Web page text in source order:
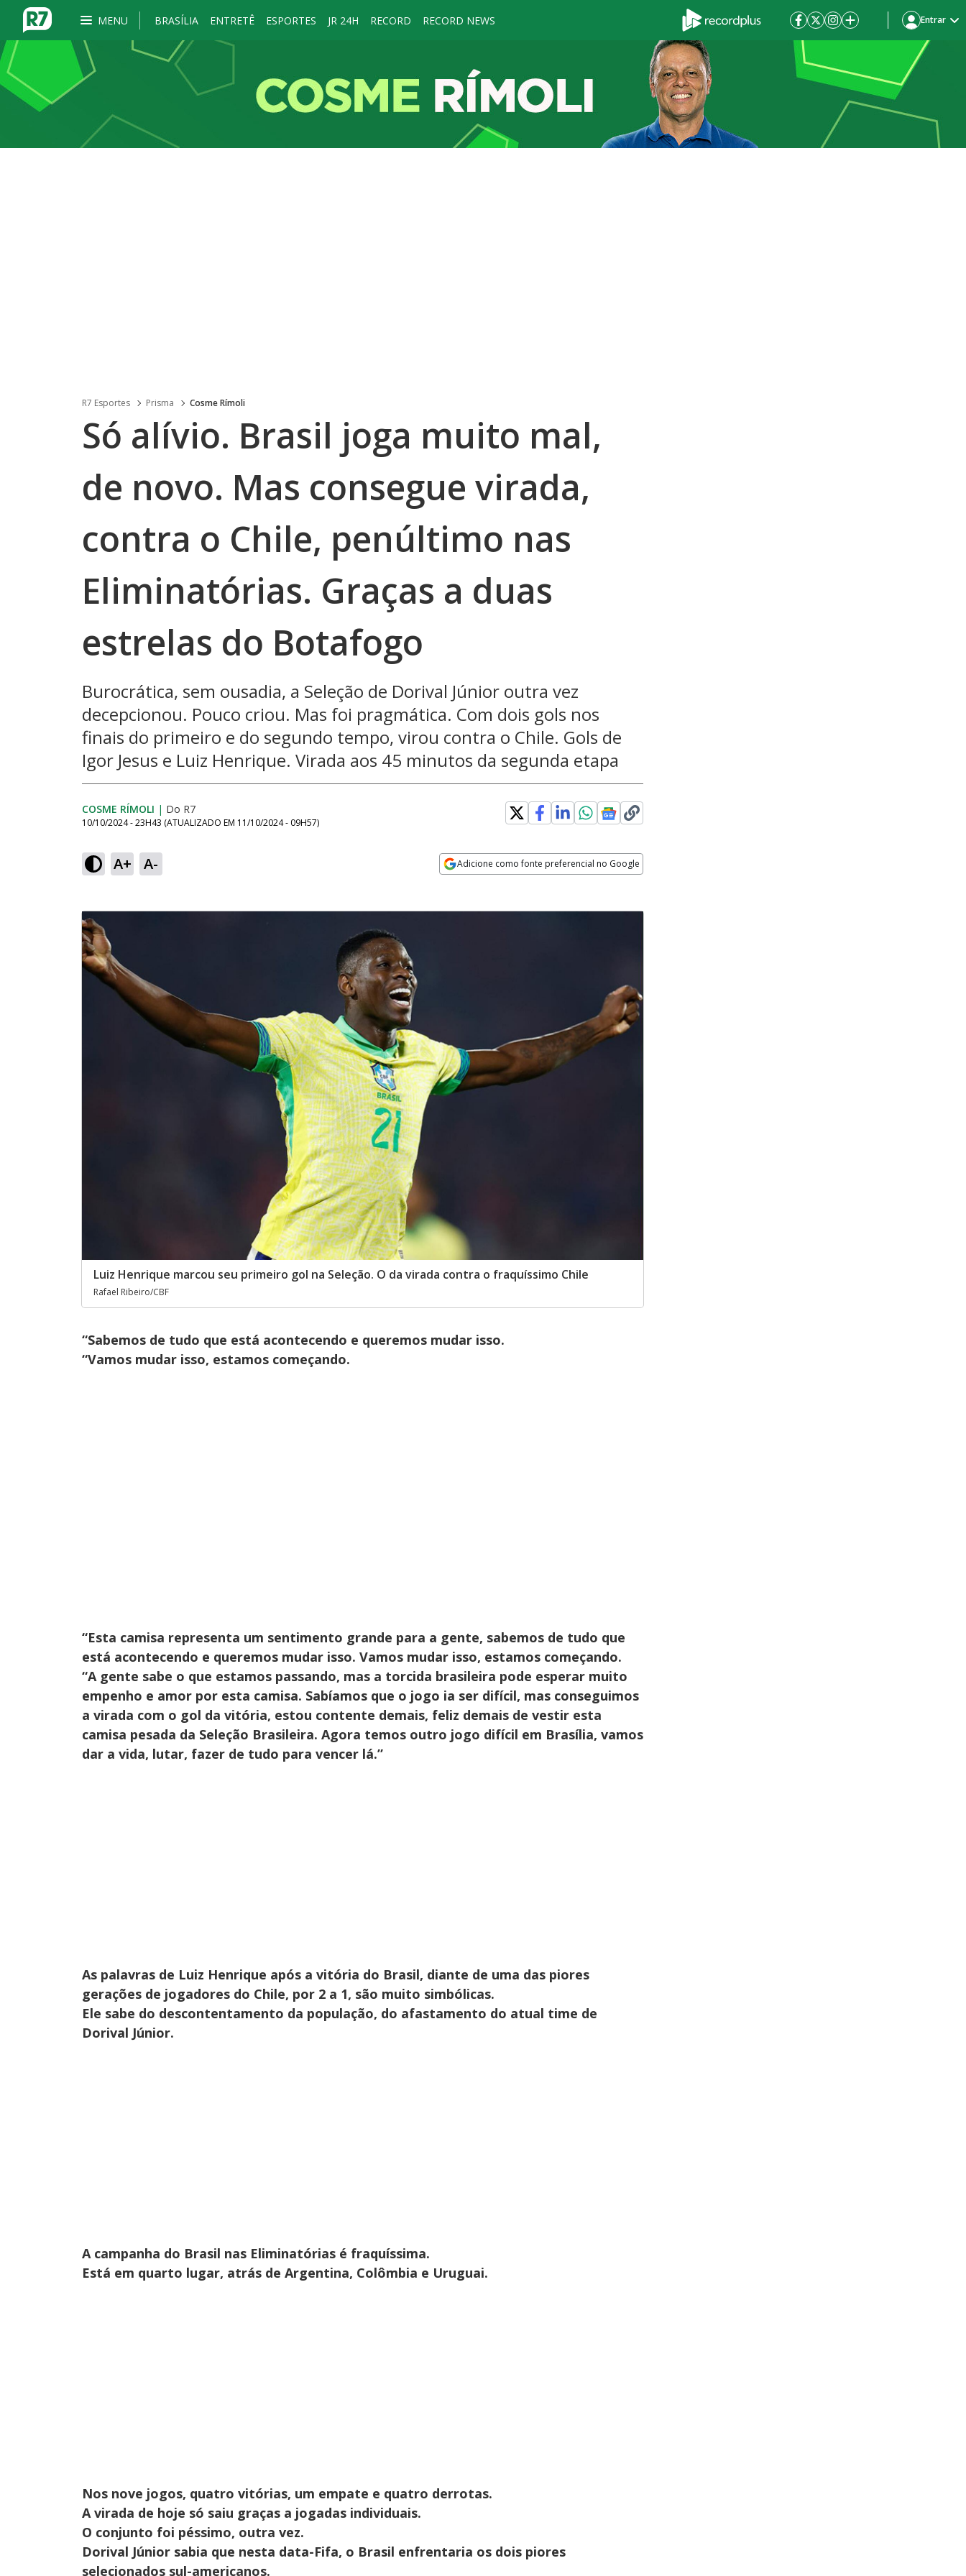
MENU BRASÍLIA ENTRETÊ ESPORTES JR 24H RECORD RECORD NEWS Entrar
R7 Esportes Prisma Cosme Rímoli
Só alívio. Brasil joga muito mal,
de novo. Mas consegue virada,
contra o Chile, penúltimo nas
Eliminatórias. Graças a duas
estrelas do Botafogo
Burocrática, sem ousadia, a Seleção de Dorival Júnior outra vez
decepcionou. Pouco criou. Mas foi pragmática. Com dois gols nos
finais do primeiro e do segundo tempo, virou contra o Chile. Gols de
Igor Jesus e Luiz Henrique. Virada aos 45 minutos da segunda etapa
COSME RÍMOLI | Do R7
10/10/2024 - 23H43 (ATUALIZADO EM 11/10/2024 - 09H57)
A+ A- Adicione como fonte preferencial no Google
Luiz Henrique marcou seu primeiro gol na Seleção. O da virada contra o fraquíssimo Chile
Rafael Ribeiro/CBF
“Sabemos de tudo que está acontecendo e queremos mudar isso.
“Vamos mudar isso, estamos começando.
“Esta camisa representa um sentimento grande para a gente, sabemos de tudo que
está acontecendo e queremos mudar isso. Vamos mudar isso, estamos começando.
“A gente sabe o que estamos passando, mas a torcida brasileira pode esperar muito
empenho e amor por esta camisa. Sabíamos que o jogo ia ser difícil, mas conseguimos
a virada com o gol da vitória, estou contente demais, feliz demais de vestir esta
camisa pesada da Seleção Brasileira. Agora temos outro jogo difícil em Brasília, vamos
dar a vida, lutar, fazer de tudo para vencer lá.”
As palavras de Luiz Henrique após a vitória do Brasil, diante de uma das piores
gerações de jogadores do Chile, por 2 a 1, são muito simbólicas.
Ele sabe do descontentamento da população, do afastamento do atual time de
Dorival Júnior.
A campanha do Brasil nas Eliminatórias é fraquíssima.
Está em quarto lugar, atrás de Argentina, Colômbia e Uruguai.
Nos nove jogos, quatro vitórias, um empate e quatro derrotas.
A virada de hoje só saiu graças a jogadas individuais.
O conjunto foi péssimo, outra vez.
Dorival Júnior sabia que nesta data-Fifa, o Brasil enfrentaria os dois piores
selecionados sul-americanos.